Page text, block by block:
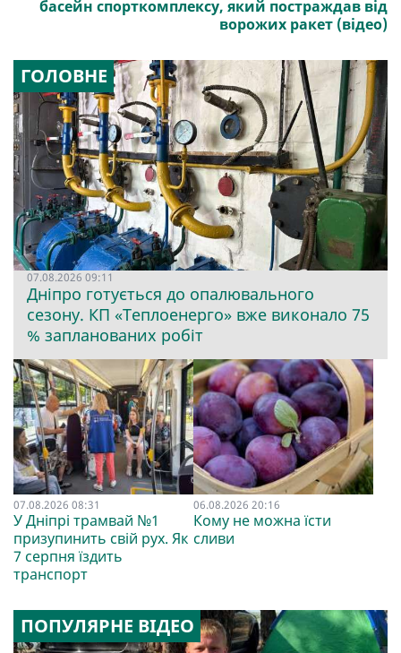
басейн спорткомплексу, який постраждав від
ворожих ракет (відео)
ГОЛОВНЕ
07.08.2026 09:11
Дніпро готується до опалювального
сезону. КП «Теплоенерго» вже виконало 75
% запланованих робіт
07.08.2026 08:31
У Дніпрі трамвай №1
призупинить свій рух. Як
7 серпня їздить
транспорт
06.08.2026 20:16
Кому не можна їсти
сливи
ПОПУЛЯРНЕ ВІДЕО